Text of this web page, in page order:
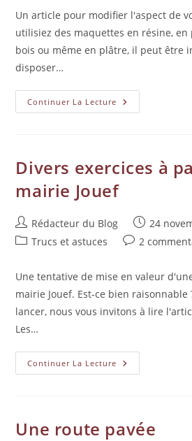
Un article pour modifier l'aspect de
utilisiez des maquettes en résine,
bois ou même en plâtre, il peut être
disposer…
Continuer La Lecture
Divers exercices à
mairie Jouef
Rédacteur du Blog
24
Trucs et astuces
2
Une tentative de mise en valeur
mairie Jouef. Est-ce bien raisonnable
lancer, nous vous invitons à lire
Les…
Continuer La Lecture
Une route pavée